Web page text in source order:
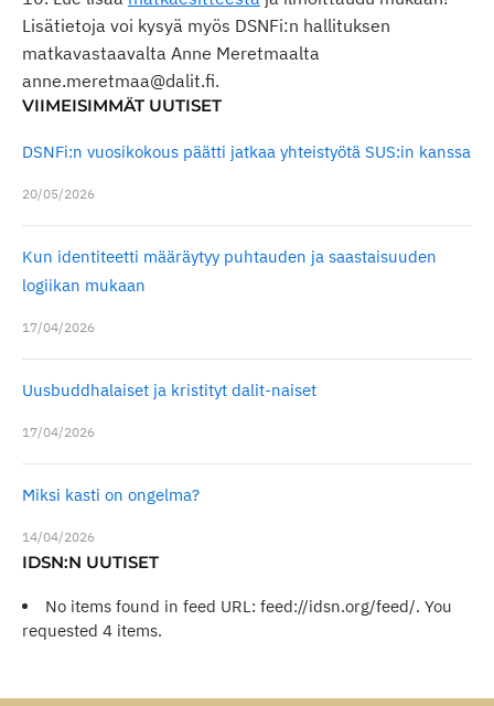
Lisätietoja voi kysyä myös DSNFi:n hallituksen
matkavastaavalta Anne Meretmaalta
anne.meretmaa@dalit.fi.
VIIMEISIMMÄT UUTISET
DSNFi:n vuosikokous päätti jatkaa yhteistyötä SUS:in kanssa
20/05/2026
Kun identiteetti määräytyy puhtauden ja saastaisuuden
logiikan mukaan
17/04/2026
Uusbuddhalaiset ja kristityt dalit-naiset
17/04/2026
Miksi kasti on ongelma?
14/04/2026
IDSN:N UUTISET
No items found in feed URL: feed://idsn.org/feed/. You
requested 4 items.